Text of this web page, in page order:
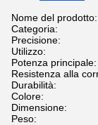
Nome del prodotto:
Categoria:
Precisione:
Utilizzo:
Potenza principale:
Resistenza alla
Durabilità:
Colore:
Dimensione:
Peso: